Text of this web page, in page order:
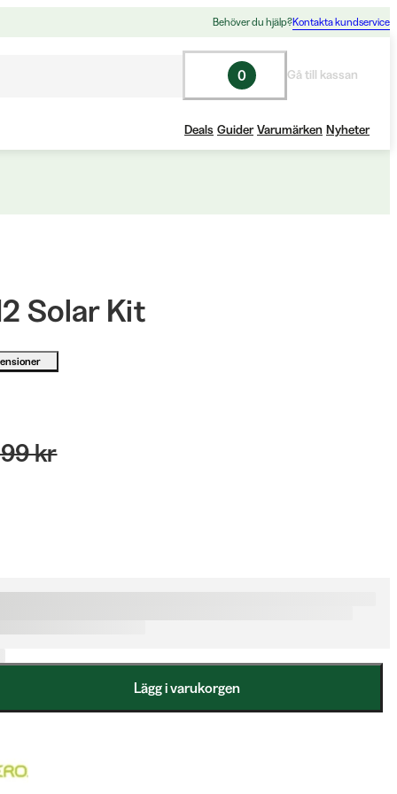
Behöver du hjälp?Kontakta kundservice
0 Gå till kassan
Deals Guider Varumärken Nyheter
Solar Kit
kr
Lägg i varukorgen